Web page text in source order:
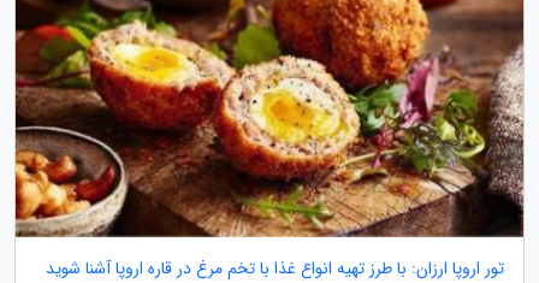
تور اروپا ارزان: با طرز تهیه انواع غذا با تخم مرغ در قاره اروپا آشنا شوید